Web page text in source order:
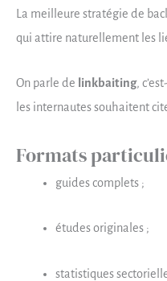
La meilleure stratégie de
qui attire naturellement les
On parle de linkbaiting,
les internautes souhaitent
Formats
guides complets ;
études originales ;
statistiques